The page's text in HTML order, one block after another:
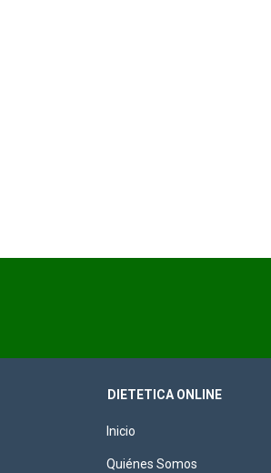
DIETETICA ONLINE
Inicio
Quiénes Somos